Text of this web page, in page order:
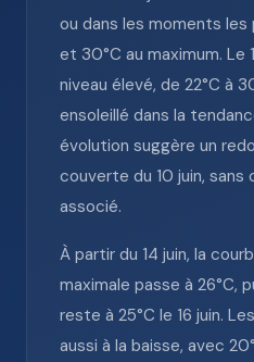
ou dans les moments les
et 30°C au maximum. Le
niveau élevé, de 22°C à
ensoleillé dans la
évolution suggère un
couverte du 10 juin, sans
associé.
À partir du 14 juin, la
maximale passe à 26°C,
reste à 25°C le 16 juin.
aussi à la baisse, avec